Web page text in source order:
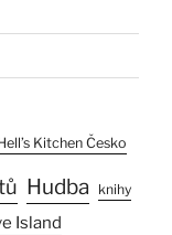
Kitchen Česko
Hudba knihy
Island